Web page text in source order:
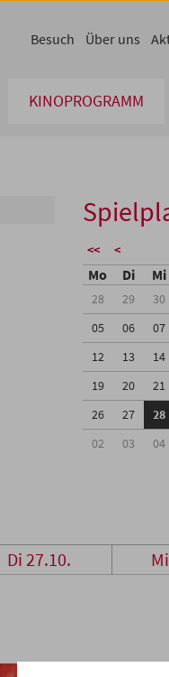
KINOPROGRAMM
Besuch Über uns
<< <
Mo Di Mi
28 29 30
05
06 07
12
13 14
19
20 21
26
27 28
02
03 04
Di 27.10.